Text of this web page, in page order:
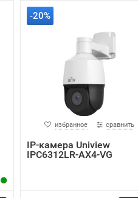
-20%
избранное сравнить
IP-камера Uniview
IPC6312LR-AX4-VG